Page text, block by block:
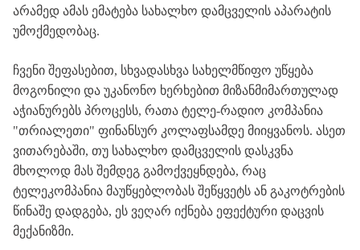
არამედ ამას ემატება სახალხო დამცველის აპარატის
უმოქმედობაც.
ჩვენი შეფასებით, სხვადასხვა სახელმწიფო უწყება
მოგონილი და უკანონო ხერხებით მიზანმიმართულად
აჭიანურებს პროცესს, რათა ტელე-რადიო კომპანია
"თრიალეთი" ფინანსურ კოლაფსამდე მიიყვანოს. ასეთ
ვითარებაში, თუ სახალხო დამცველის დასკვნა
მხოლოდ მას შემდეგ გამოქვეყნდება, რაც
ტელეკომპანია მაუწყებლობას შეწყვეტს ან გაკოტრების
წინაშე დადგება, ეს ვეღარ იქნება ეფექტური დაცვის
მექანიზმი.